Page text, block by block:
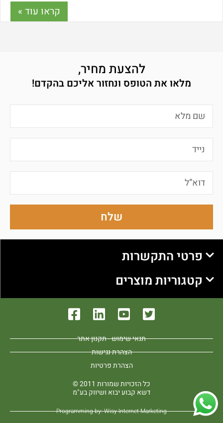
מיוחדת לבניית גדר במבוק? ומה המידות שבמבוק
מיוצר? מדריך נבוכים לפניכם – כל התשובות כאן!
קראו עוד »
להצעת מחיר,
מלאו את הטופס ונחזור אליכם בהקדם!
שלח
פרטי התקשרות
קטגוריות מוצרים
תנאי שימוש - תקנון אתר
הצהרת נגישות
הצהרת פרטיות
כל הזכויות שמורות 2011 ©
דשא קבוע יבוא ושיווק בע"מ
Programming by: Wisy Internet Marketing